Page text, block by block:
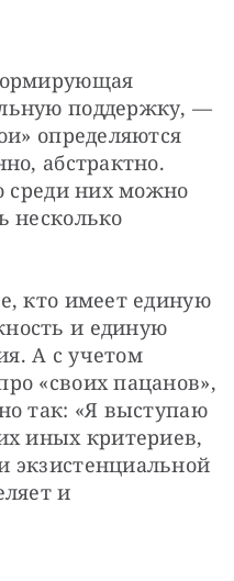
поддержку, —
определяются
абстрактно.
среди них можно
несколько
кто имеет единую
и единую
А с учетом
«своих пацанов»,
так: «Я выступаю
иных критериев,
экзистенциальной
и